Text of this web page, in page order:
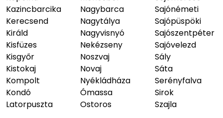
Kazincbarcika
Kerecsend
Királd
Kisfüzes
Kisgyőr
Kistokaj
Kompolt
Kondó
Latorpuszta
Nagybarca
Nagytálya
Nagyvisnyó
Nekézseny
Noszvaj
Novaj
Nyékládháza
Ómassa
Ostoros
Sajónémeti
Sajópüspöki
Sajószentpéter
Sajóvelezd
Sály
Sáta
Serényfalva
Sirok
Szajla